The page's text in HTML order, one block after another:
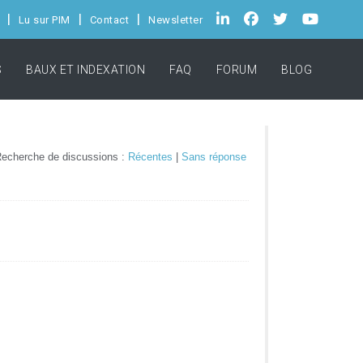
Lu sur PIM Contact Newsletter
BAUX ET INDEXATION FAQ FORUM BLOG
de discussions : Récentes Sans réponse